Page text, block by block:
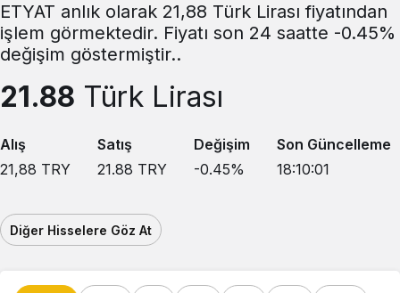
ETYAT anlık olarak 21,88 Türk Lirası fiyatından
işlem görmektedir. Fiyatı son 24 saatte -0.45%
değişim göstermiştir..
21.88 Türk Lirası
Alış
21,88 TRY
Satış
21.88 TRY
Değişim
-0.45%
Son Güncelleme
18:10:01
Diğer Hisselere Göz At